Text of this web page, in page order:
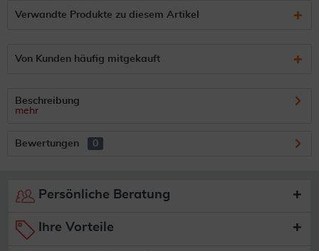
Verwandte Produkte zu diesem Artikel
Von Kunden häufig mitgekauft
Beschreibung
mehr
Bewertungen 0
Persönliche Beratung
Ihre Vorteile